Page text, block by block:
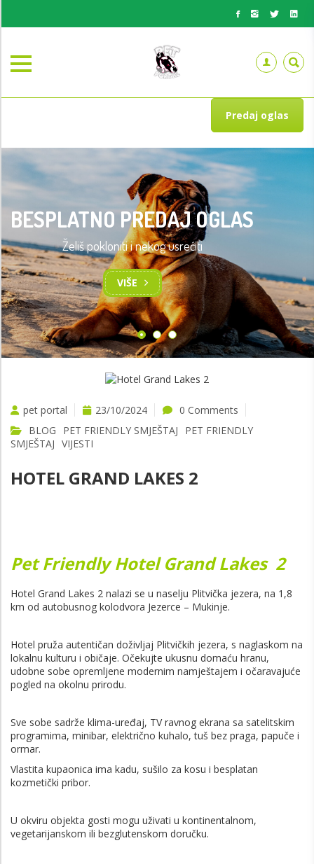
Predaj oglas
BESPLATNO PREDAJ OGLAS
Želiš pokloniti i nekog usrećiti
VIŠE
pet portal 23/10/2024
0 Comments
BLOG
PET FRIENDLY SMJEŠTAJ
PET FRIENDLY
SMJEŠTAJ VIJESTI
HOTEL GRAND LAKES 2
Pet Friendly Hotel Grand Lakes 2
Hotel Grand Lakes 2 nalazi se u naselju Plitvička jezera, na 1,8
km od autobusnog kolodvora Jezerce – Mukinje.
Hotel pruža autentičan doživljaj Plitvičkih jezera, s naglaskom na
lokalnu kulturu i običaje. Očekujte ukusnu domaću hranu,
udobne sobe opremljene modernim namještajem i očaravajuće
pogled na okolnu prirodu.
Sve sobe sadrže klima-uređaj, TV ravnog ekrana sa satelitskim
programima, minibar, električno kuhalo, tuš bez praga, papuče i
ormar.
Vlastita kupaonica ima kadu, sušilo za kosu i besplatan
kozmetički pribor.
U okviru objekta gosti mogu uživati u kontinentalnom,
vegetarijanskom ili bezglutenskom doručku.